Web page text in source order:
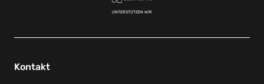
UNTERSTÜTZEN WIR
Kontakt